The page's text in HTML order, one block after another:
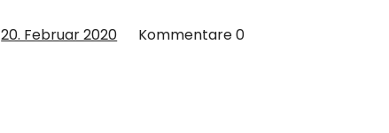
20. Februar 2020 Kommentare0